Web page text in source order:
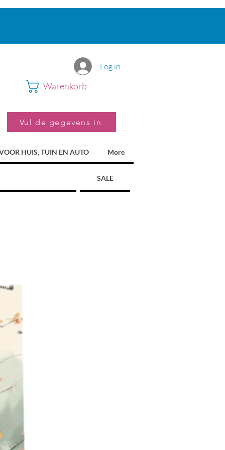
Log in
Warenkorb
Vul de gegevens in
HUIS, TUIN EN AUTO More
SALE